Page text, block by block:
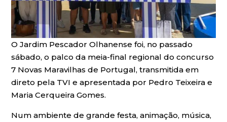
O Jardim Pescador Olhanense foi, no passado
sábado, o palco da meia-final regional do concurso
7 Novas Maravilhas de Portugal, transmitida em
direto pela TVI e apresentada por Pedro Teixeira e
Maria Cerqueira Gomes.
Num ambiente de grande festa, animação, música,